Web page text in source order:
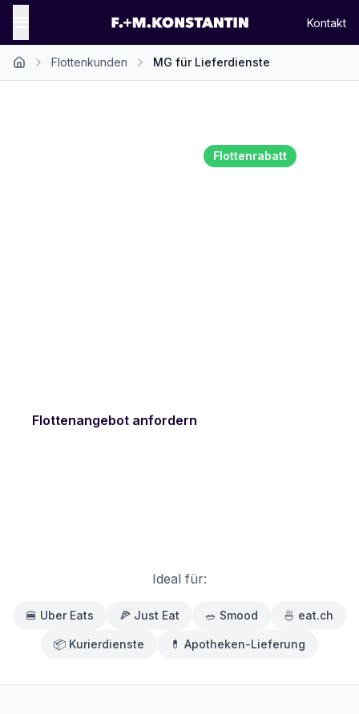
Kontakt
Flottenkunden MG für Lieferdienste
Flottenrabatt
Flottenangebot anfordern
Ideal für:
🍔 Uber Eats 🍕 Just Eat 🥗 Smood 🍜 eat.ch
📦 Kurierdienste 💊 Apotheken-Lieferung